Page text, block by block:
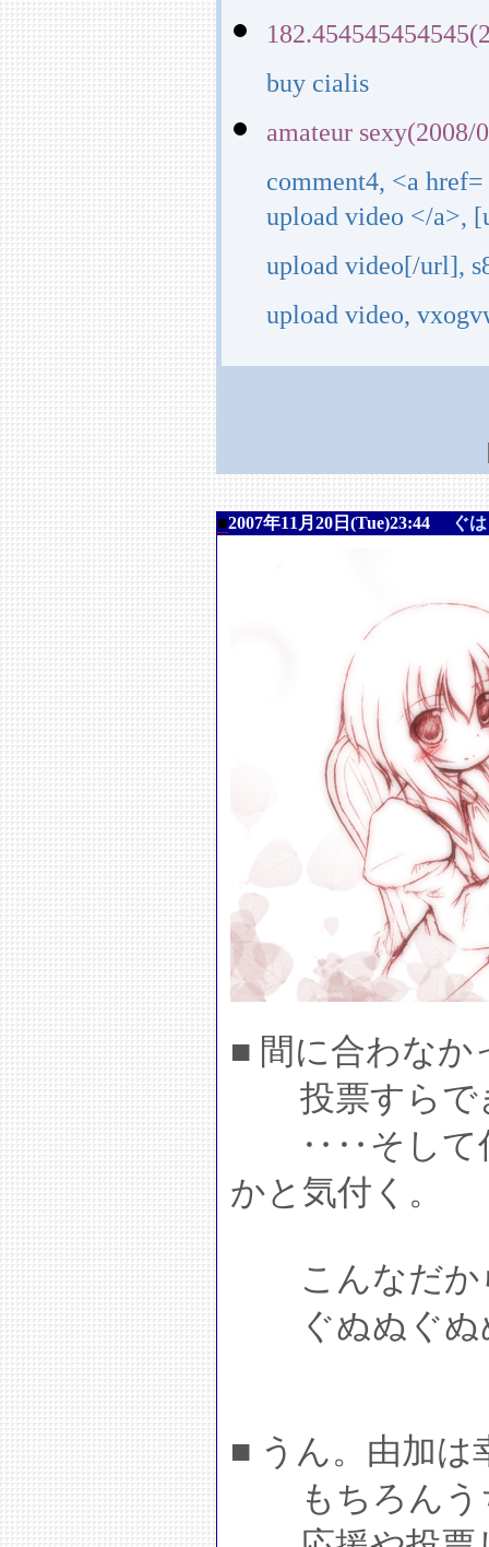
buy cialis
amateur sexy(2008/
comment4, <a
upload video </a>,
upload video[/url],
upload video,
■2007年11月20日(Tue)23:44 ぐ
■ 間に合わなか
投票すらで
‥‥そして仕
かと気付く。
こんなだか
ぐぬぬぐぬ
■ うん。由加は
もちろんう